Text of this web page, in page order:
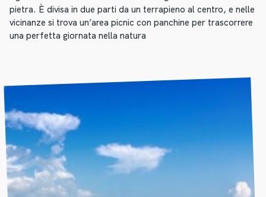
pietra. È divisa in due parti da un terrapieno al centro, e nelle
vicinanze si trova un’area picnic con panchine per trascorrere
una perfetta giornata nella natura